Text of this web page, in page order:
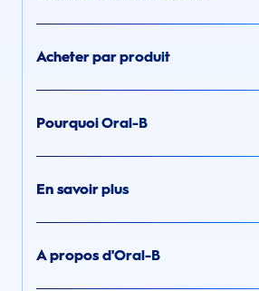
Acheter par produit
Pourquoi Oral-B
En savoir plus
A propos d'Oral-B